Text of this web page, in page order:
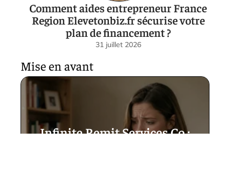
Comment aides entrepreneur France
Region Elevetonbiz.fr sécurise votre
plan de financement ?
31 juillet 2026
Mise en avant
Infinite Remit Services Co :